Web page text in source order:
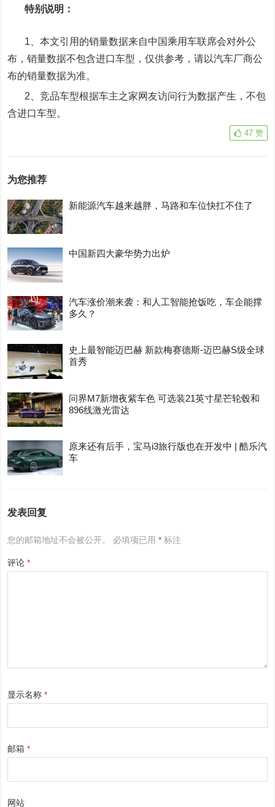
特别说明：
1、本文引用的销量数据来自中国乘用车联席会对外公
布，销量数据不包含进口车型，仅供参考，请以汽车厂商公
布的销量数据为准。
2、竞品车型根据车主之家网友访问行为数据产生，不包
含进口车型。
47 赞
为您推荐
新能源汽车越来越胖，马路和车位快扛不住了
中国新四大豪华势力出炉
汽车涨价潮来袭：和人工智能抢饭吃，车企能撑
多久？
史上最智能迈巴赫 新款梅赛德斯-迈巴赫S级全球
首秀
问界M7新增夜紫车色 可选装21英寸星芒轮毂和
896线激光雷达
原来还有后手，宝马i3旅行版也在开发中 | 酷乐汽
车
发表回复
您的邮箱地址不会被公开。 必填项已用* 标注
评论*
显示名称*
邮箱*
网站